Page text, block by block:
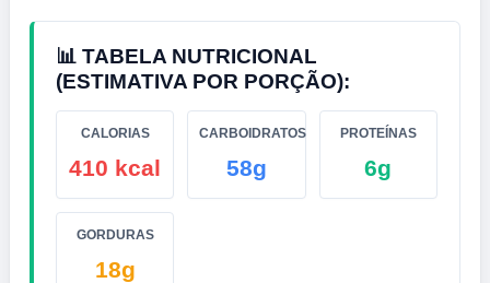
📊 TABELA NUTRICIONAL
(ESTIMATIVA POR PORÇÃO):
CALORIAS
410 kcal
CARBOIDRATOS
58g
PROTEÍNAS
6g
GORDURAS
18g